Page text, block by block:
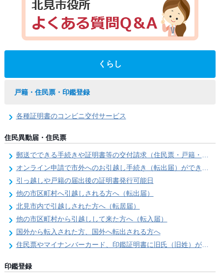
くらし
戸籍・住民票・印鑑登録
各種証明書のコンビニ交付サービス
住民異動届・住民票
郵送でできる手続きや証明書等の交付請求（住民票・戸籍・国民年金関係）
オンライン申請で市外へのお引越し手続き（転出届）ができます
引っ越しや戸籍の届出後の証明書発行可能日
他の市区町村へ引越しされる方へ（転出届）
北見市内で引越しされた方へ（転居届）
他の市区町村から引越しして来た方へ（転入届）
国外から転入された方、国外へ転出される方へ
住民票やマイナンバーカード、印鑑証明書に旧氏（旧姓）が併記できるようになりました！
印鑑登録